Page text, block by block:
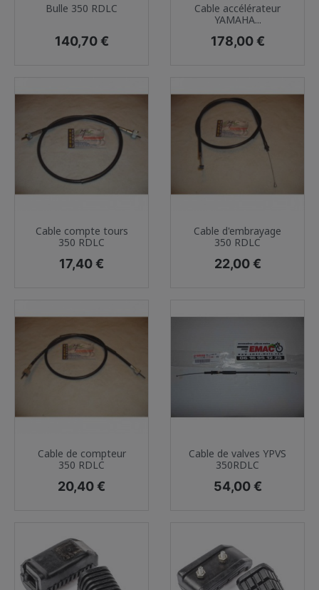
Bulle 350 RDLC
Prix
140,70 €
Cable accélérateur
YAMAHA...
Prix
178,00 €
Cable compte tours
350 RDLC
Prix
17,40 €
Cable d'embrayage
350 RDLC
Prix
22,00 €
Cable de compteur
350 RDLC
Prix
20,40 €
Cable de valves YPVS
350RDLC
Prix
54,00 €